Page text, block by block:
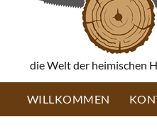
die Welt der heimischen
WILLKOMMEN